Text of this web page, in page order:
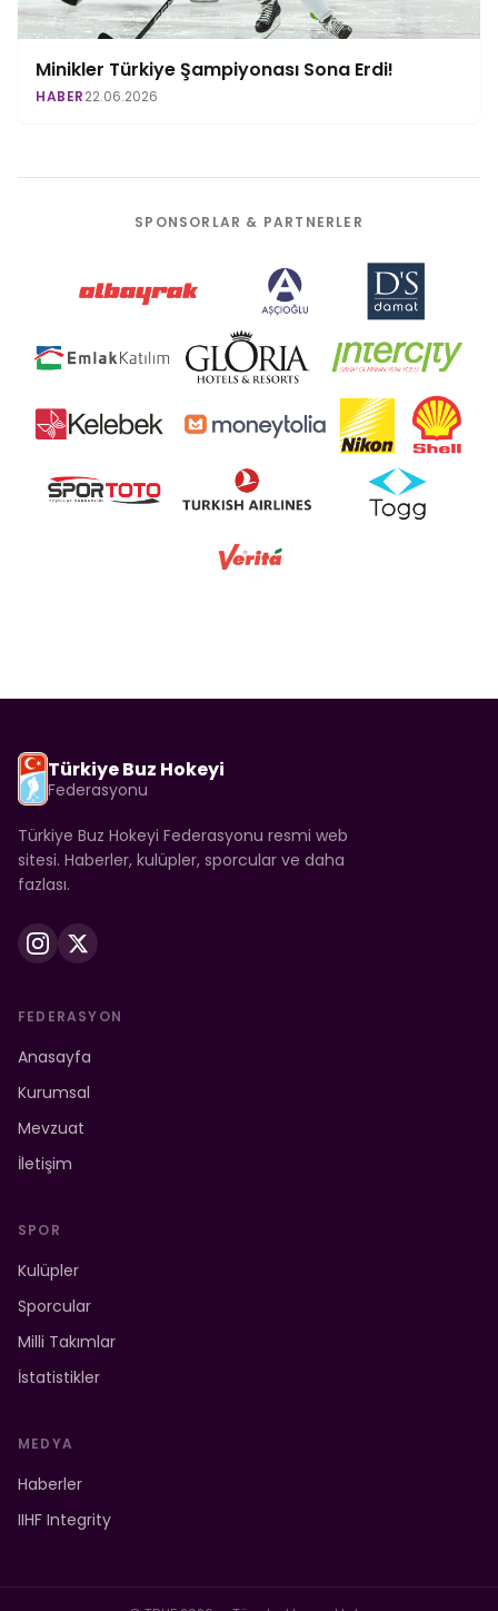
Minikler Türkiye Şampiyonası Sona Erdi!
HABER22.06.2026
SPONSORLAR & PARTNERLER
Türkiye Buz Hokeyi
Federasyonu
Türkiye Buz Hokeyi Federasyonu resmi web
sitesi. Haberler, kulüpler, sporcular ve daha
fazlası.
FEDERASYON
Anasayfa
Kurumsal
Mevzuat
İletişim
SPOR
Kulüpler
Sporcular
Milli Takımlar
İstatistikler
MEDYA
Haberler
IIHF Integrity